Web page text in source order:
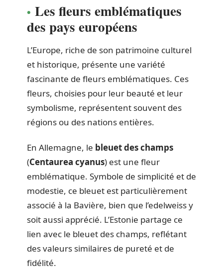
Les fleurs emblématiques
des pays européens
L’Europe, riche de son patrimoine culturel
et historique, présente une variété
fascinante de fleurs emblématiques. Ces
fleurs, choisies pour leur beauté et leur
symbolisme, représentent souvent des
régions ou des nations entières.
En Allemagne, le bleuet des champs
(Centaurea cyanus) est une fleur
emblématique. Symbole de simplicité et de
modestie, ce bleuet est particulièrement
associé à la Bavière, bien que l’edelweiss y
soit aussi apprécié. L’Estonie partage ce
lien avec le bleuet des champs, reflétant
des valeurs similaires de pureté et de
fidélité.